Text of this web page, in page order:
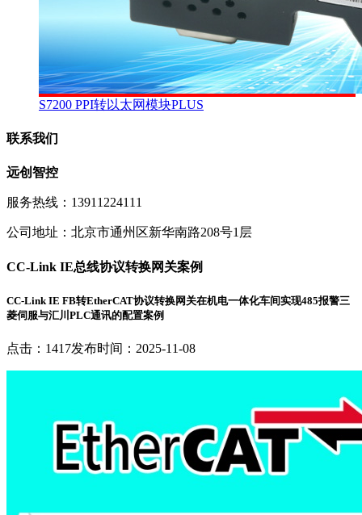
S7200 PPI转以太网模块PLUS
联系我们
远创智控
服务热线：13911224111
公司地址：北京市通州区新华南路208号1层
CC-Link IE总线协议转换网关案例
CC-Link IE FB转EtherCAT协议转换网关在机电一体化车间实现485报警三
菱伺服与汇川PLC通讯的配置案例
点击：1417发布时间：2025-11-08